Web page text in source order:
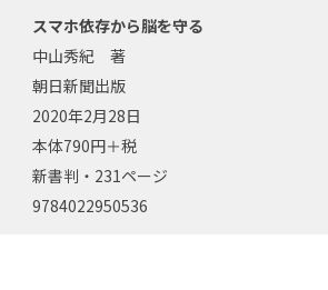
スマホ依存から脳を守る
中山秀紀 著
朝日新聞出版
2020年2月28日
本体790円＋税
新書判・231ページ
9784022950536